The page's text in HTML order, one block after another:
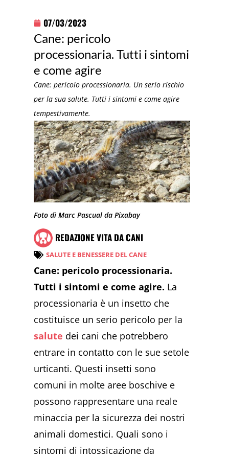
07/03/2023
Cane: pericolo
processionaria. Tutti i sintomi
e come agire
Cane: pericolo processionaria. Un serio rischio
per la sua salute. Tutti i sintomi e come agire
tempestivamente.
Foto di Marc Pascual da Pixabay
REDAZIONE VITA DA CANI
SALUTE E BENESSERE DEL CANE
Cane: pericolo processionaria.
Tutti i sintomi e come agire. La
processionaria è un insetto che
costituisce un serio pericolo per la
salute dei cani che potrebbero
entrare in contatto con le sue setole
urticanti. Questi insetti sono
comuni in molte aree boschive e
possono rappresentare una reale
minaccia per la sicurezza dei nostri
animali domestici. Quali sono i
sintomi di intossicazione da